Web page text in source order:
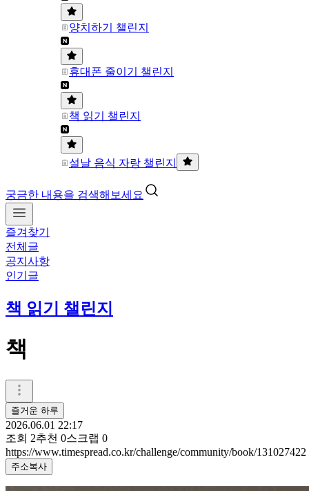
양치하기 챌린지
휴대폰 줄이기 챌린지
책 읽기 챌린지
설날 음식 자랑 챌린지
궁금한 내용을 검색해보세요
즐겨찾기
전체글
공지사항
인기글
책 읽기 챌린지
책
즐거운 하루
2026.06.01 22:17
조회 2추천 0스크랩 0
https://www.timespread.co.kr/challenge/community/book/131027422
주소복사